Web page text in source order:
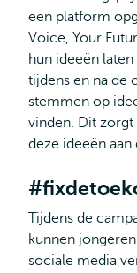
een platform
Voice, Your
hun ideeën
tijdens en na de
stemmen op
vinden. Dit
deze ideeën aan
Tijdens de
kunnen
sociale media